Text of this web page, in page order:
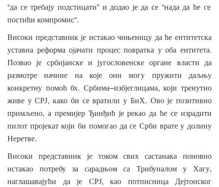
“да се требају подстицати” и додао је да се “нада да ће се
постићи компромис“.
Високи представник је истакао чињеницу да ће ентитетска
уставна реформа ојачати процес повратка у оба ентитета.
Позвао је србијанске и југословенске органе власти
да
размотре
начине на које они могу пружити
даљњу
конкретну помоћ бх. Србима–избјеглицама,који тренутно
живе у СРЈ,како би се вратили у БиХ. Ово је позитивно
примљено, а премијер Ђинђић је рекао да ће се израдити
пилот пројекат који би помогао да се Срби врате у долину
Неретве.
Високи представник је током свих састанака
поновно
истакао
потребу за сарадњом са Трибуналом у Хагу,
наглашавајући да је СРЈ, као потписница
Дејтонског